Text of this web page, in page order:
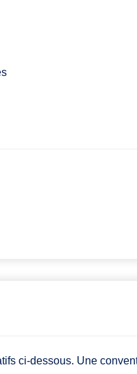
ci-dessous. Une